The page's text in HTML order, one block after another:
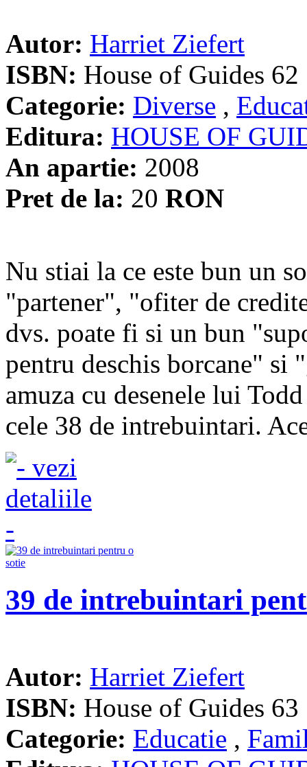
Autor: Harriet Ziefert
ISBN: House of Guides 62
Categorie: Diverse ,
Editura: HOUSE OF
An apartie: 2008
Pret de la: 20 RON
Nu stiai la ce este bun un
"partener", "ofiter de
dvs. poate fi si un bun
pentru deschis borcane" si
amuza cu desenele lui
cele 38 de intrebuintari.
39 de intrebuintari
Autor: Harriet Ziefert
ISBN: House of Guides 63
Categorie: Educatie ,